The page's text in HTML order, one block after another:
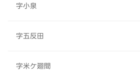
字小泉
字五反田
字米ケ廻間